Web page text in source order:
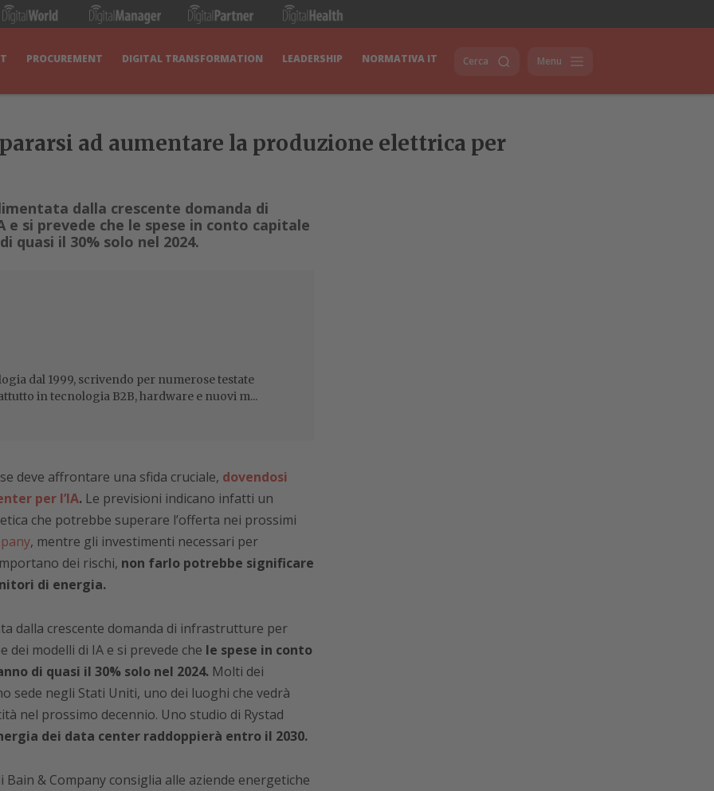
PROCUREMENT DIGITAL TRANSFORMATION LEADERSHIP NORMATIVA IT Cerca Menu
ad aumentare la produzione elettrica per
dalla crescente domanda di
si prevede che le spese in conto capitale
quasi il 30% solo nel 2024.
dal 1999, scrivendo per numerose testate
in tecnologia B2B, hardware e nuovi m...
deve affrontare una sfida cruciale, dovendosi
per l’IA. Le previsioni indicano infatti un
che potrebbe superare l’offerta nei prossimi
, mentre gli investimenti necessari per
dei rischi, non farlo potrebbe significare
di energia.
dalla crescente domanda di infrastrutture per
modelli di IA e si prevede che le spese in conto
di quasi il 30% solo nel 2024.Molti dei
sede negli Stati Uniti, uno dei luoghi che vedrà
nel prossimo decennio. Uno studio di Rystad
dei data center raddoppierà entro il 2030.
& Company consiglia alle aziende energetiche